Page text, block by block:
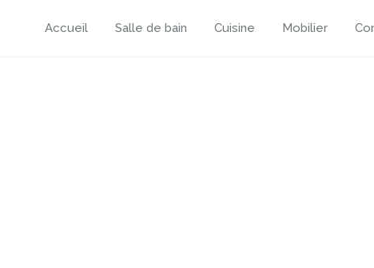
Accueil Salle de bain Cuisine Mobilier